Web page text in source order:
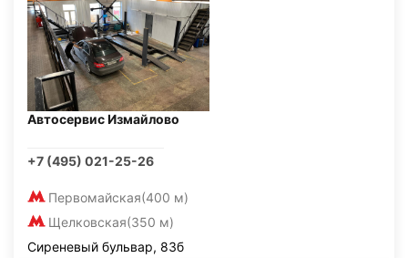
Автосервис Измайлово
+7 (495) 021-25-26
Первомайская(400 м)
Щелковская(350 м)
Сиреневый бульвар, 83б